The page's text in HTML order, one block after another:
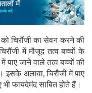
को चिरौंजी का सेवन करने की
में मौजूद तत्व बच्चों के
पाए जाने वाले तत्व बच्चों की
इसके अलावा, चिरौंजी में पाए
फायदेमंद साबित होते हैं।